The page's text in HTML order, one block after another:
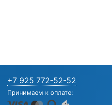
+7 925 772-52-52
Принимаем к оплате: